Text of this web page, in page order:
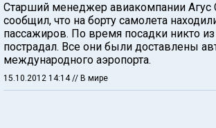
Старший менеджер авиакомпании Агус
сообщил, что на борту самолета
пассажиров. По время посадки никто
пострадал. Все они были доставлены
международного аэропорта.
15.10.2012 14:14// В мире